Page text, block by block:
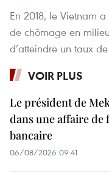
En 2018, le Vietnam
de chômage en
d’atteindre un taux
VOIR PLUS
Le président de
dans une affaire de
bancaire
06/08/2026 09:41